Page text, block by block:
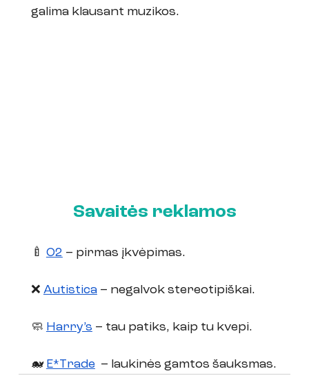
galima klausant muzikos.
Savaitės reklamos
🍼 O2 – pirmas įkvėpimas.
❌ Autistica – negalvok stereotipiškai.
🧼 Harry’s – tau patiks, kaip tu kvepi.
🐋 E*Trade – laukinės gamtos šauksmas.